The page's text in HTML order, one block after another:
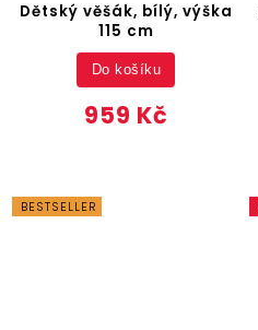
Dětský věšák, bílý, výška
115 cm
959 Kč
Do košíku
BESTSELLER